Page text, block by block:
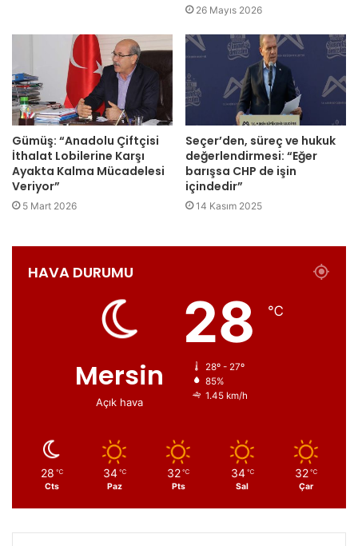
26 Mayıs 2026
Gümüş: “Anadolu Çiftçisi
İthalat Lobilerine Karşı
Ayakta Kalma Mücadelesi
Veriyor”
5 Mart 2026
Seçer’den, süreç ve hukuk
değerlendirmesi: “Eğer
barışsa CHP de işin
içindedir”
14 Kasım 2025
HAVA DURUMU
Mersin
Açık hava
28 ℃
28º - 27º
85%
1.45 km/h
28 ℃
Cts
34 ℃
Paz
32 ℃
Pts
34 ℃
Sal
32 ℃
Çar